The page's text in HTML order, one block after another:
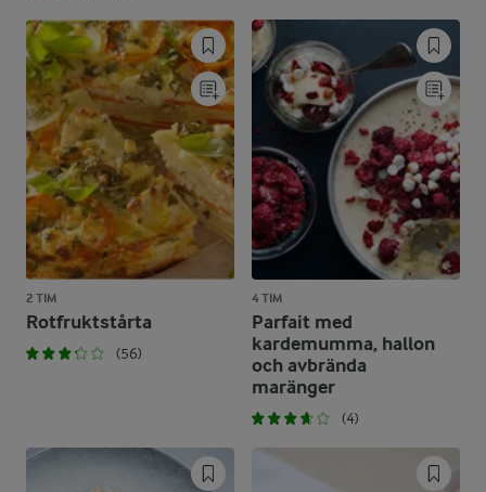
2 TIM
Rotfruktstårta
(56)
4 TIM
Parfait med
kardemumma, hallon
och avbrända
maränger
(4)